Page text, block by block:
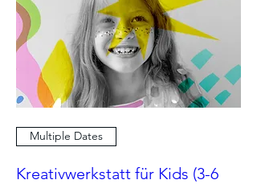
Multiple Dates
Kreativwerkstatt für Kids (3-6